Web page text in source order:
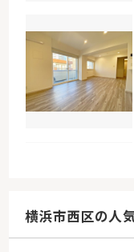
横浜市西区の人